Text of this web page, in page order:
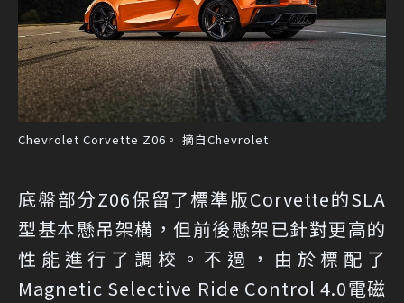
Chevrolet Corvette Z06。 摘自Chevrolet
底盤部分Z06保留了標準版Corvette的SLA
型基本懸吊架構，但前後懸架已針對更高的
性能進行了調校。不過，由於標配了
Magnetic Selective Ride Control 4.0電磁